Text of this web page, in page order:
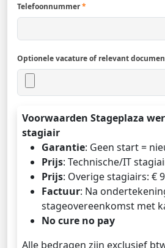
Telefoonnummer*
Optionele vacature of relevant
Voorwaarden Stageplaza
stagiair
Garantie: Geen start =
Prijs: Technische/IT
Prijs: Overige stagiairs: €
Factuur: Na
stageovereenkomst met
No cure no pay
Alle bedragen zijn exclusief